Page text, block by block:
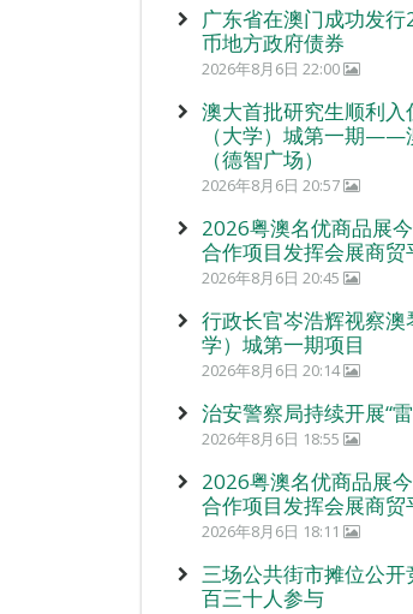
广东省在澳门成功发
币地方政府债券
2026年8月6日 22:00
澳大首批研究生顺利
（大学）城第一期——
（德智广场）
2026年8月6日 20:57
2026粤澳名优商品展
合作项目发挥会展商贸
2026年8月6日 20:45
行政长官岑浩辉视察澳
学）城第一期项目
2026年8月6日 20:14
治安警察局持续开展“
2026年8月6日 18:55
2026粤澳名优商品展
合作项目发挥会展商贸
2026年8月6日 18:11
三场公共街市摊位公开
百三十人参与